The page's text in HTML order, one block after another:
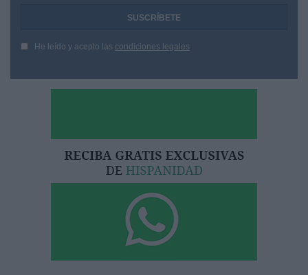
He leído y acepto las condiciones legales